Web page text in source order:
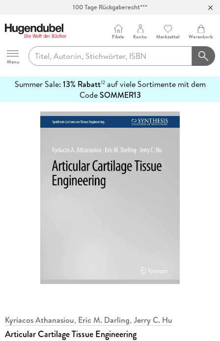
100 Tage Rückgaberecht***
Hugendubel
Menu
Filiale Konto Merkzettel Warenkorb
Summer Sale: 13% Rabatt12auf viele Sortimente mit dem
CodeSOMMER13
erfahren
Kyriacos Athanasiou, Eric M. Darling, Jerry C. Hu
Articular Cartilage Tissue Engineering